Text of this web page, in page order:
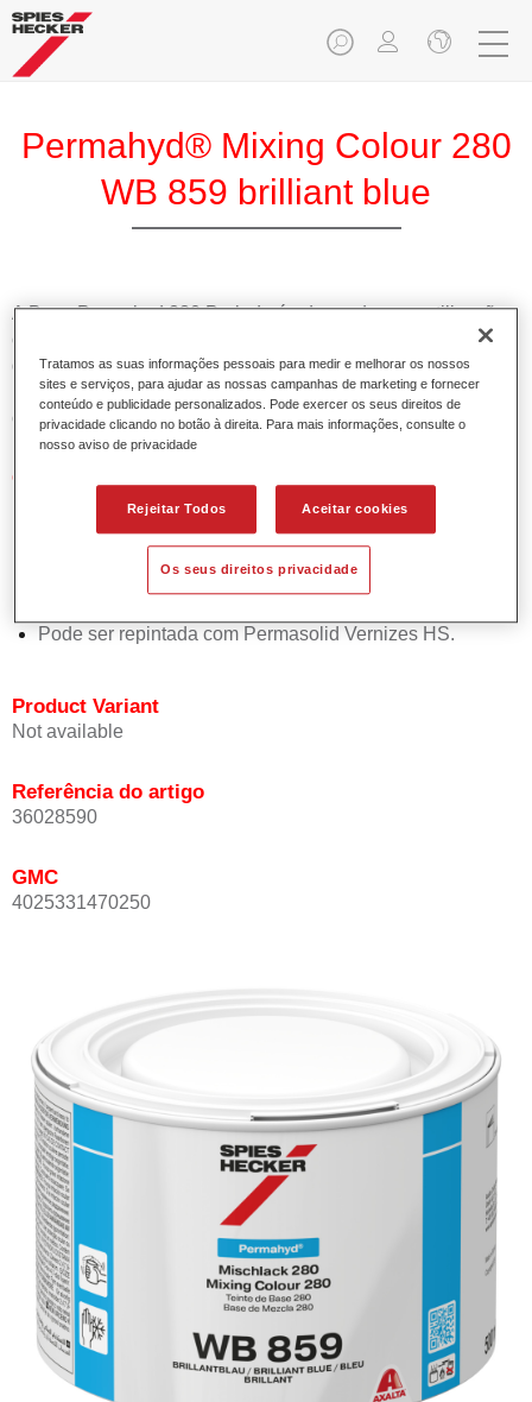
Permahyd® Mixing Colour 280
WB 859 brilliant blue
A Base Permahyd 280 Perlado é adequada para utilização
com Permahyd Base Bicamada Nacarada 285, um sistema
de base bicamada aquosa de alta qualidade. Está baseada
numa tecnologia especial de dispersão de poliuretano para
cores sólidas e de efeitos.
Características do produto
Permite uma aplicação simples e rápida numa operação
de 1.5 demãos.
Oferece boa estabilidade vertical.
Pode ser repintada com Permasolid Vernizes HS.
Product Variant
Not available
Referência do artigo
36028590
GMC
4025331470250
Tratamos as suas informações pessoais para medir e melhorar os nossos
sites e serviços, para ajudar as nossas campanhas de marketing e fornecer
conteúdo e publicidade personalizados. Pode exercer os seus direitos de
privacidade clicando no botão à direita. Para mais informações, consulte o
nosso aviso de privacidade
Rejeitar Todos Aceitar cookies
Os seus direitos privacidade